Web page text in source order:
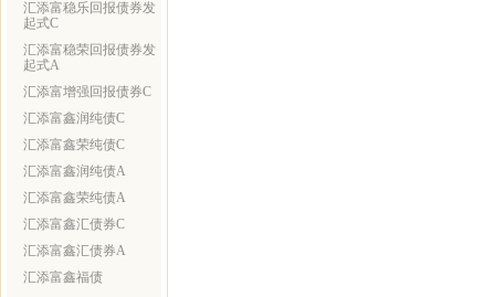
汇添富稳乐回报债券发
起式C
汇添富稳荣回报债券发
起式A
汇添富增强回报债券C
汇添富鑫润纯债C
汇添富鑫荣纯债C
汇添富鑫润纯债A
汇添富鑫荣纯债A
汇添富鑫汇债券C
汇添富鑫汇债券A
汇添富鑫福债